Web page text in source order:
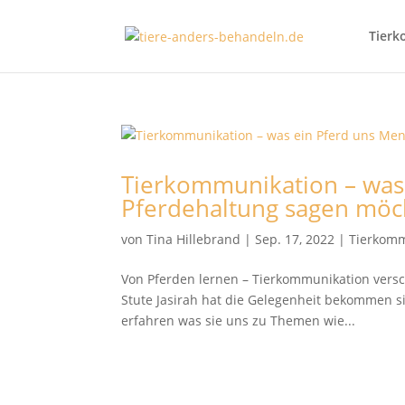
Tierkommunikation –
Pferdehaltung sagen
vonTina Hillebrand |Sep. 17, 2022 |
Von Pferden lernen – Tierkommunikation
Stute Jasirah hat die Gelegenheit bekommen
erfahren was sie uns zu Themen wie...